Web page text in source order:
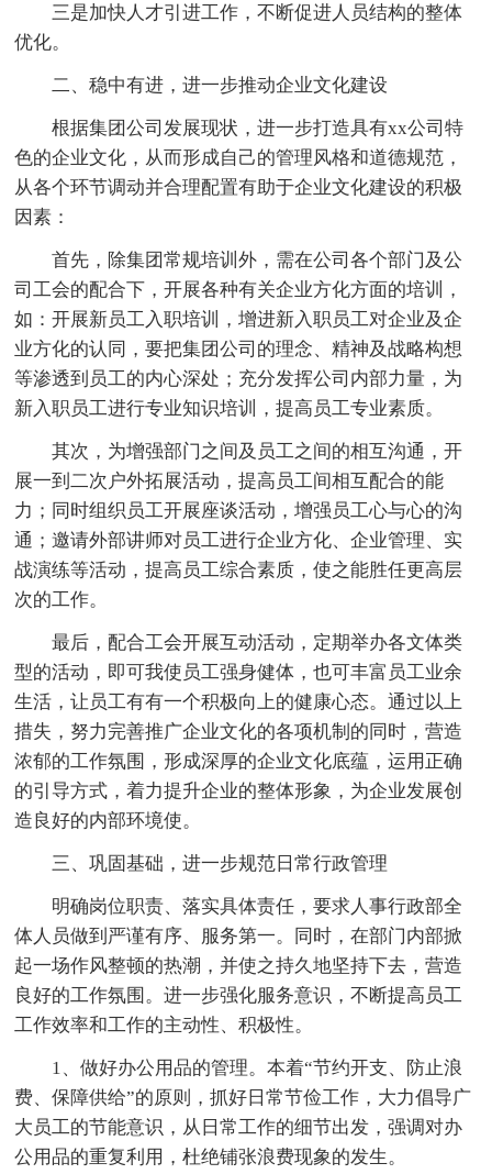
三是加快人才引进工作，不断促进人员结构的整体
优化。
二、稳中有进，进一步推动企业文化建设
根据集团公司发展现状，进一步打造具有xx公司特
色的企业文化，从而形成自己的管理风格和道德规范，
从各个环节调动并合理配置有助于企业文化建设的积极
因素：
首先，除集团常规培训外，需在公司各个部门及公
司工会的配合下，开展各种有关企业方化方面的培训，
如：开展新员工入职培训，增进新入职员工对企业及企
业方化的认同，要把集团公司的理念、精神及战略构想
等渗透到员工的内心深处；充分发挥公司内部力量，为
新入职员工进行专业知识培训，提高员工专业素质。
其次，为增强部门之间及员工之间的相互沟通，开
展一到二次户外拓展活动，提高员工间相互配合的能
力；同时组织员工开展座谈活动，增强员工心与心的沟
通；邀请外部讲师对员工进行企业方化、企业管理、实
战演练等活动，提高员工综合素质，使之能胜任更高层
次的工作。
最后，配合工会开展互动活动，定期举办各文体类
型的活动，即可我使员工强身健体，也可丰富员工业余
生活，让员工有有一个积极向上的健康心态。通过以上
措失，努力完善推广企业文化的各项机制的同时，营造
浓郁的工作氛围，形成深厚的企业文化底蕴，运用正确
的引导方式，着力提升企业的整体形象，为企业发展创
造良好的内部环境使。
三、巩固基础，进一步规范日常行政管理
明确岗位职责、落实具体责任，要求人事行政部全
体人员做到严谨有序、服务第一。同时，在部门内部掀
起一场作风整顿的热潮，并使之持久地坚持下去，营造
良好的工作氛围。进一步强化服务意识，不断提高员工
工作效率和工作的主动性、积极性。
1、做好办公用品的管理。本着“节约开支、防止浪
费、保障供给”的原则，抓好日常节俭工作，大力倡导广
大员工的节能意识，从日常工作的细节出发，强调对办
公用品的重复利用，杜绝铺张浪费现象的发生。